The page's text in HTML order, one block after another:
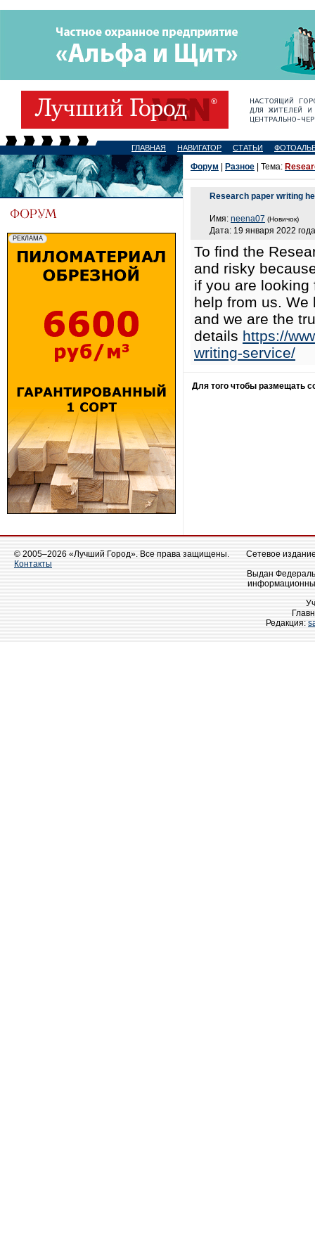
ГЛАВНАЯ НАВИГАТОР СТАТЬИ
Форум Разное | Тема:
Research paper writing
Имя: neena07 (Новичок)
Дата: 19 января 2022
To find the
and risky
if you are looking
help from us.
and we are the
details https://
writing-service/
Для того чтобы размещать
© 2005–2026 «Лучший Город». Все права защищены.
Контакты
Сетевое
Выдан
Редакция: